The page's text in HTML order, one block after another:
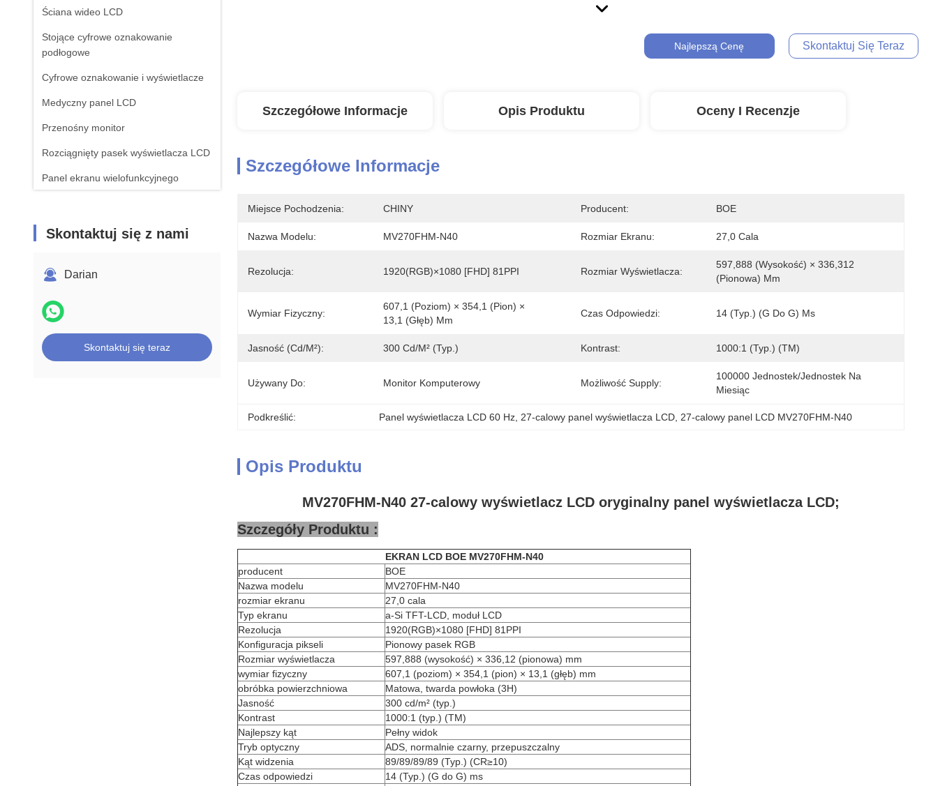
Ściana wideo LCD
Stojące cyfrowe oznakowanie
podłogowe
Cyfrowe oznakowanie i wyświetlacze
Medyczny panel LCD
Przenośny monitor
Rozciągnięty pasek wyświetlacza LCD
Panel ekranu wielofunkcyjnego
Skontaktuj się z nami
Darian
Skontaktuj się teraz
Najlepszą Cenę Skontaktuj Się Teraz
Szczegółowe Informacje Opis Produktu Oceny I Recenzje
Szczegółowe Informacje
Miejsce Pochodzenia: CHINY Producent: BOE
Nazwa Modelu: MV270FHM-N40 Rozmiar Ekranu: 27,0 Cala
Rezolucja: 1920(RGB)×1080 [FHD] 81PPI Rozmiar Wyświetlacza:
597,888 (wysokość) × 336,312
(pionowa) Mm
Wymiar Fizyczny:
607,1 (poziom) × 354,1 (pion) ×
13,1 (głęb) Mm
Czas Odpowiedzi: 14 (Typ.) (G Do G) Ms
Jasność (cd/m²): 300 Cd/m² (typ.) Kontrast: 1000:1 (typ.) (TM)
Używany Do: Monitor Komputerowy Możliwość Supply:
100000 Jednostek/jednostek Na
Miesiąc
Podkreślić: Panel wyświetlacza LCD 60 Hz 27-calowy panel wyświetlacza LCD 27-calowy panel LCD MV270FHM-N40
Opis Produktu
MV270FHM-N40 27-calowy wyświetlacz LCD oryginalny panel wyświetlacza LCD;
Szczegóły Produktu :
EKRAN LCD BOE MV270FHM-N40
producent
BOE
Nazwa modelu
MV270FHM-N40
rozmiar ekranu
27,0 cala
Typ ekranu
a-Si TFT-LCD, moduł LCD
Rezolucja
1920(RGB)×1080 [FHD] 81PPI
Konfiguracja pikseli
Pionowy pasek RGB
Rozmiar wyświetlacza
597,888 (wysokość) × 336,12 (pionowa) mm
wymiar fizyczny
607,1 (poziom) × 354,1 (pion) × 13,1 (głęb) mm
obróbka powierzchniowa
Matowa, twarda powłoka (3H)
Jasność
300 cd/m² (typ.)
Kontrast
1000:1 (typ.) (TM)
Najlepszy kąt
Pełny widok
Tryb optyczny
ADS, normalnie czarny, przepuszczalny
Kąt widzenia
89/89/89/89 (Typ.) (CR≥10)
Czas odpowiedzi
14 (Typ.) (G do G) ms